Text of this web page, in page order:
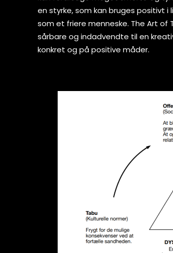
en styrke, som kan bruges positivt i
som et friere menneske. The Art
sårbare og indadvendte til en
konkret og på positive måder.